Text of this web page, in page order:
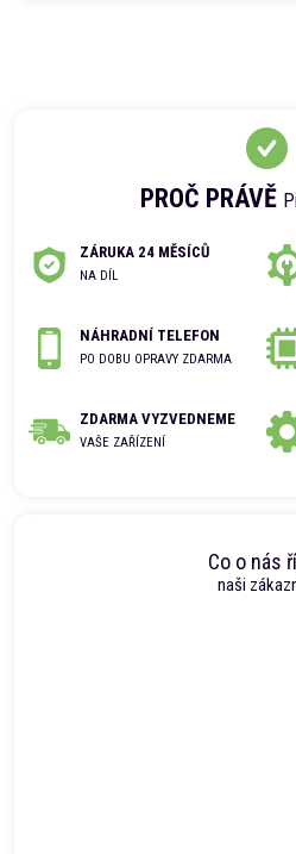
PROČ PRÁVĚ
ZÁRUKA 24 MĚSÍCŮ
NA DÍL
NÁHRADNÍ TELEFON
PO DOBU OPRAVY ZDARMA
ZDARMA VYZVEDNEME
VAŠE ZAŘÍZENÍ
Co o nás
naši